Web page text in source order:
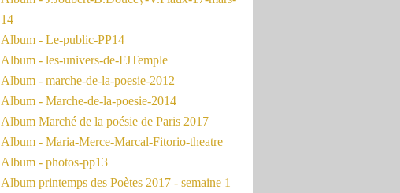
14
Album - Le-public-PP14
Album - les-univers-de-FJTemple
Album - marche-de-la-poesie-2012
Album - Marche-de-la-poesie-2014
Album Marché de la poésie de Paris 2017
Album - Maria-Merce-Marcal-Fitorio-theatre
Album - photos-pp13
Album printemps des Poètes 2017 - semaine 1